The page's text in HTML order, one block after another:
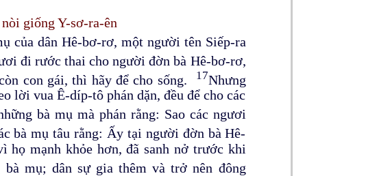
giống Y-sơ-ra-ên
của dân Hê-bơ-rơ, một người tên Siếp-ra
đi rước thai cho người đờn bà Hê-bơ-rơ,
con gái, thì hãy để cho sống.
17Nhưng
lời vua Ê-díp-tô phán dặn, đều để cho các
bà mụ mà phán rằng: Sao các ngươi
bà mụ tâu rằng: Ấy tại người đờn bà Hê-
mạnh khỏe hơn, đã sanh nở trước khi
mụ; dân sự gia thêm và trở nên đông